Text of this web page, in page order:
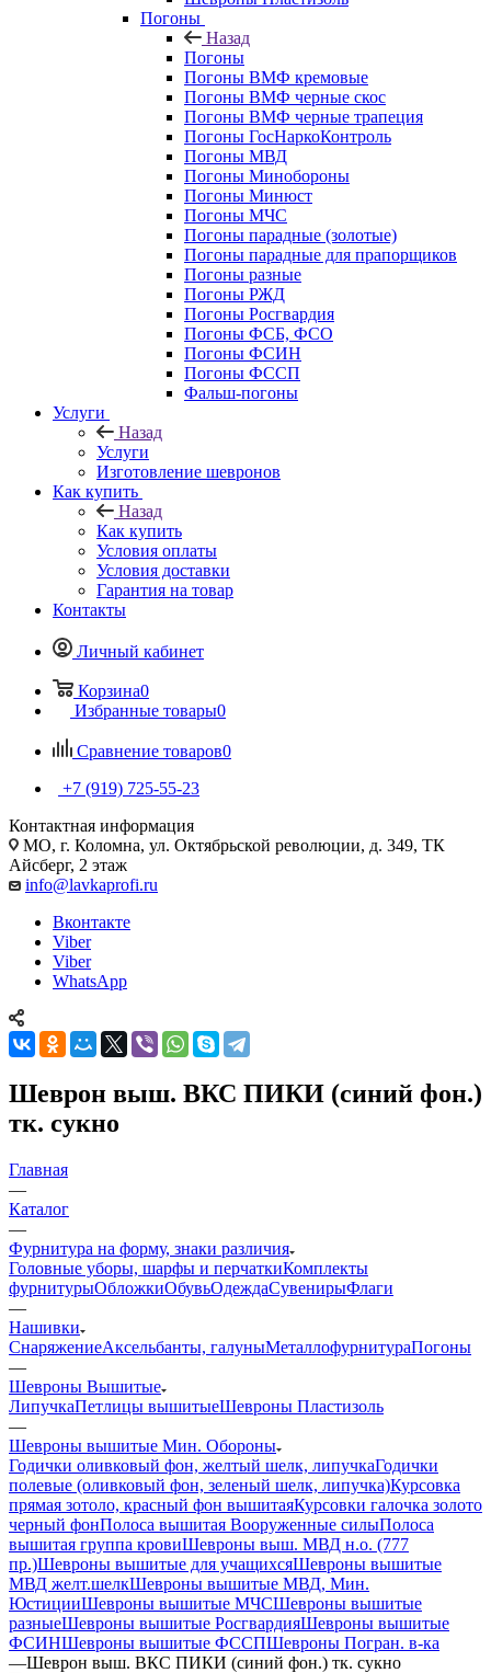
Погоны
Назад
Погоны
Погоны ВМФ кремовые
Погоны ВМФ черные скос
Погоны ВМФ черные трапеция
Погоны ГосНаркоКонтроль
Погоны МВД
Погоны Минобороны
Погоны Минюст
Погоны МЧС
Погоны парадные (золотые)
Погоны парадные для прапорщиков
Погоны разные
Погоны РЖД
Погоны Росгвардия
Погоны ФСБ, ФСО
Погоны ФСИН
Погоны ФССП
Фальш-погоны
Услуги
Назад
Услуги
Изготовление шевронов
Как купить
Назад
Как купить
Условия оплаты
Условия доставки
Гарантия на товар
Контакты
Личный кабинет
Корзина0
Избранные товары0
Сравнение товаров0
+7 (919) 725-55-23
Контактная информация
МО, г. Коломна, ул. Октябрьской революции, д. 349, ТК
Айсберг, 2 этаж
info@lavkaprofi.ru
Вконтакте
Viber
Viber
WhatsApp
Шеврон выш. ВКС ПИКИ (синий фон.)
тк. сукно
Главная
—
Каталог
—
Фурнитура на форму, знаки различия
Головные уборы, шарфы и перчаткиКомплекты
фурнитурыОбложкиОбувьОдеждаСувенирыФлаги
—
Нашивки
СнаряжениеАксельбанты, галуныМеталлофурнитураПогоны
—
Шевроны Вышитые
ЛипучкаПетлицы вышитыеШевроны Пластизоль
—
Шевроны вышитые Мин. Обороны
Годички оливковый фон, желтый шелк, липучкаГодички
полевые (оливковый фон, зеленый шелк, липучка)Курсовка
прямая зотоло, красный фон вышитаяКурсовки галочка золото
черный фонПолоса вышитая Вооруженные силыПолоса
вышитая группа кровиШевроны выш. МВД н.о. (777
пр.)Шевроны вышитые для учащихсяШевроны вышитые
МВД желт.шелкШевроны вышитые МВД, Мин.
ЮстицииШевроны вышитые МЧСШевроны вышитые
разныеШевроны вышитые РосгвардияШевроны вышитые
ФСИНШевроны вышитые ФССПШевроны Погран. в-ка
—Шеврон выш. ВКС ПИКИ (синий фон.) тк. сукно